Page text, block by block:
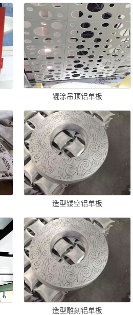
辊涂吊顶铝单板
造型镂空铝单板
造型雕刻铝单板